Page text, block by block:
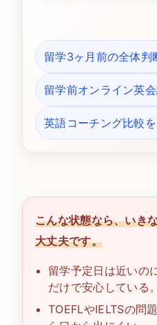
留学3ヶ月前の全体判
留学前オンライン英
英語コーチング比較
こんな状態なら、いき
大丈夫です。
留学予定日は近いの
だけで安心している。
TOEFLやIELTSの問